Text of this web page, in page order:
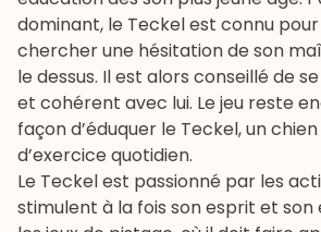
dominant, le Teckel est connu
chercher une hésitation de son
le dessus. Il est alors conseillé de
et cohérent avec lui. Le jeu reste
façon d’éduquer le Teckel, un
d’exercice quotidien.
Le Teckel est passionné par les
stimulent à la fois son esprit et son